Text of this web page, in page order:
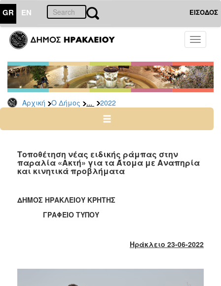
GR EN ΕΙΣΟΔΟΣ
Toggle
Αρχική Ο Δήμος ... 2022
ΔΗΜΟΣ
Δελτία
Τύπου
Αρχείο
2026
2024
2022
2021
2015
Τοποθέτηση νέας ειδικής ράμπας στην
παραλία «Ακτή» για τα Άτομα με Αναπηρία
και κινητικά προβλήματα
ΔΗΜΟΣ ΗΡΑΚΛΕΙΟΥ ΚΡΗΤΗΣ
ΓΡΑΦΕΙΟ ΤΥΠΟΥ
Ηράκλειο 23-06-2022